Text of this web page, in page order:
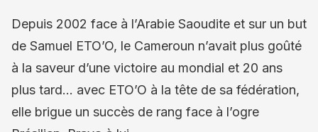
Depuis 2002 face à l’Arabie Saoudite et sur un but
de Samuel ETO’O, le Cameroun n’avait plus goûté
à la saveur d’une victoire au mondial et 20 ans
plus tard… avec ETO’O à la tête de sa fédération,
elle brigue un succès de rang face à l’ogre